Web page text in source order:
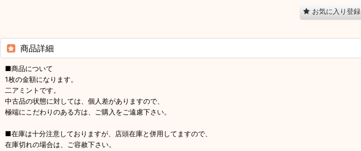
お気に入り登録
商品詳細
■商品について
1枚の金額になります。
二アミントです。
中古品の状態に対しては、個人差がありますので、
極端にこだわりのある方は、ご購入をご遠慮下さい。
■在庫は十分注意しておりますが、店頭在庫と併用してますので、
在庫切れの場合は、ご容赦下さい。